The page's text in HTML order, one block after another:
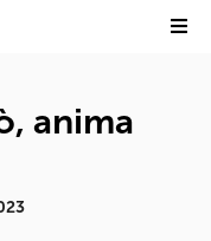
anima